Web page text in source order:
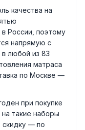
качества на
России, поэтому
напрямую с
в любой из 83
матраса
по Москве —
при покупке
такие наборы
скидку — по